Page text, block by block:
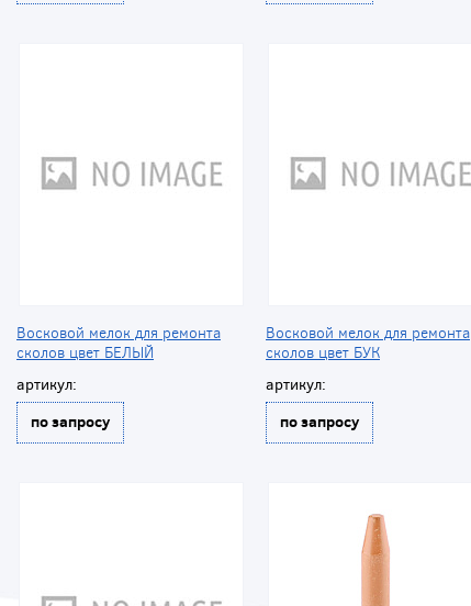
Восковой мелок для ремонта
сколов цвет БЕЛЫЙ
артикул:
по запросу
Восковой мелок для ремонта
сколов цвет БУК
артикул:
по запросу